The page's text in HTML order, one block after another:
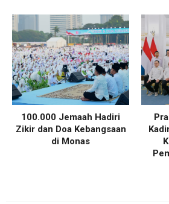
100.000 Jemaah Hadiri
Zikir dan Doa Kebangsaan
di Monas